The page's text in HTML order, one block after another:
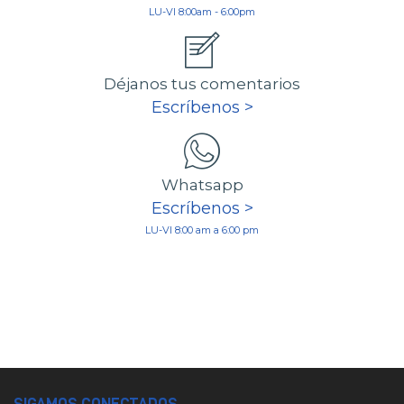
LU-VI 8:00am - 6:00pm
Déjanos tus comentarios
Escríbenos >
Whatsapp
Escríbenos >
LU-VI 8:00 am a 6:00 pm